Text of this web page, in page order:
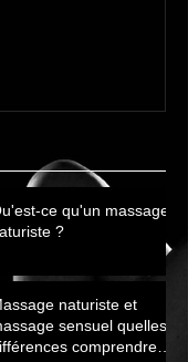
ce qu'un massage
?
naturiste et
sensuel quelles
comprendre